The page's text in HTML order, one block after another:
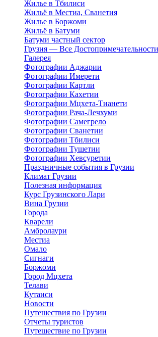
Жилье в Тбилиси
Жильё в Местиа, Сванетия
Жилье в Боржоми
Жильё в Батуми
Батуми частный сектор
Грузия — Все Достопримечательности
Галерея
Фотографии Аджарии
Фотографии Имерети
Фотографии Картли
Фотографии Кахетии
Фотографии Мцхета-Тианети
Фотографии Рача-Лечхуми
Фотографии Самегрело
Фотографии Сванетии
Фотографии Тбилиси
Фотографии Тушетии
Фотографии Хевсуретии
Праздничные события в Грузии
Климат Грузии
Полезная информация
Курс Грузинского Лари
Вина Грузии
Города
Кварели
Амбролаури
Местиа
Омало
Сигнаги
Боржоми
Город Мцхета
Телави
Кутаиси
Новости
Путешествия по Грузии
Отчеты туристов
Путешествие по Грузии